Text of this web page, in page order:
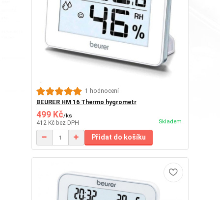
1 hodnocení
BEURER HM 16 Thermo hygrometr
499 Kč/ks
412 Kč bez DPH Skladem
Přidat do košíku